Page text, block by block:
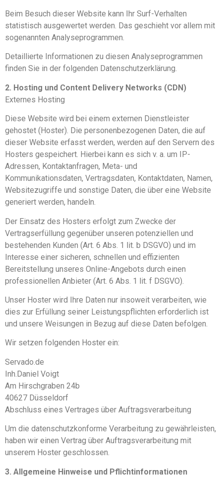
Beim Besuch dieser Website kann Ihr Surf-Verhalten
statistisch ausgewertet werden. Das geschieht vor allem mit
sogenannten Analyseprogrammen.
Detaillierte Informationen zu diesen Analyseprogrammen
finden Sie in der folgenden Datenschutzerklärung.
2. Hosting und Content Delivery Networks (CDN)
Externes Hosting
Diese Website wird bei einem externen Dienstleister
gehostet (Hoster). Die personenbezogenen Daten, die auf
dieser Website erfasst werden, werden auf den Servern des
Hosters gespeichert. Hierbei kann es sich v. a. um IP-
Adressen, Kontaktanfragen, Meta- und
Kommunikationsdaten, Vertragsdaten, Kontaktdaten, Namen,
Websitezugriffe und sonstige Daten, die über eine Website
generiert werden, handeln.
Der Einsatz des Hosters erfolgt zum Zwecke der
Vertragserfüllung gegenüber unseren potenziellen und
bestehenden Kunden (Art. 6 Abs. 1 lit. b DSGVO) und im
Interesse einer sicheren, schnellen und effizienten
Bereitstellung unseres Online-Angebots durch einen
professionellen Anbieter (Art. 6 Abs. 1 lit. f DSGVO).
Unser Hoster wird Ihre Daten nur insoweit verarbeiten, wie
dies zur Erfüllung seiner Leistungspflichten erforderlich ist
und unsere Weisungen in Bezug auf diese Daten befolgen.
Wir setzen folgenden Hoster ein:
Servado.de
Inh.Daniel Voigt
Am Hirschgraben 24b
40627 Düsseldorf
Abschluss eines Vertrages über Auftragsverarbeitung
Um die datenschutzkonforme Verarbeitung zu gewährleisten,
haben wir einen Vertrag über Auftragsverarbeitung mit
unserem Hoster geschlossen.
3. Allgemeine Hinweise und Pflicht­informationen